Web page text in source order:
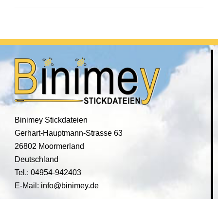
Binimey Stickdateien
Gerhart-Hauptmann-Strasse 63
26802 Moormerland
Deutschland
Tel.: 04954-942403
E-Mail: info@binimey.de